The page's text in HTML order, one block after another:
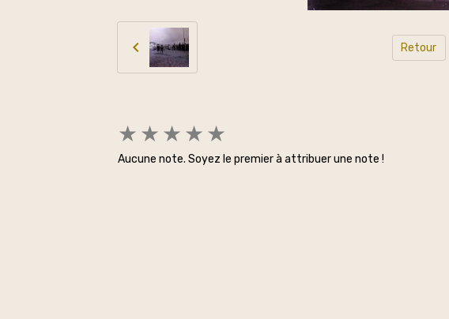
Retour
★ ★ ★ ★ ★
Aucune note. Soyez le premier à attribuer une note !